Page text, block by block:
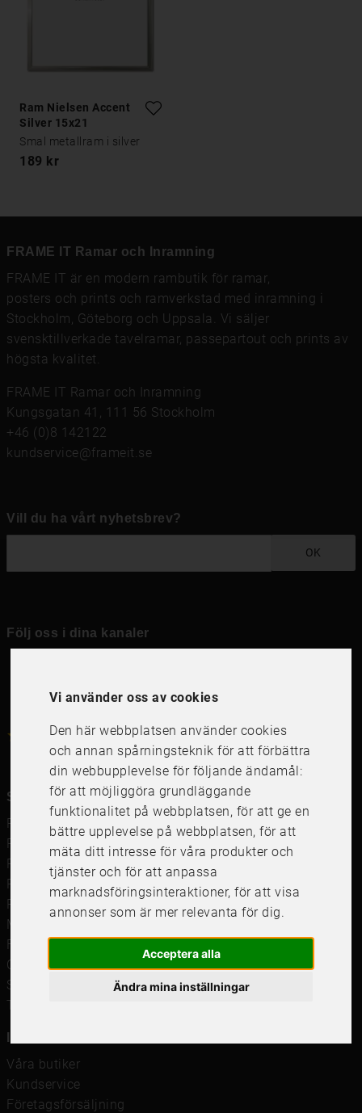
Vi använder oss av cookies
Den här webbplatsen använder cookies
och annan spårningsteknik för att förbättra
din webbupplevelse för följande ändamål:
för att möjliggöra grundläggande
funktionalitet på webbplatsen, för att ge en
bättre upplevelse på webbplatsen,för att
mäta ditt intresse för våra produkter och
tjänster och för att anpassa
marknadsföringsinteraktioner,för att visa
annonser som är mer relevanta för dig.
Acceptera alla
Ändra mina inställningar
Ram Nielsen Accent
Silver 15x21
Smal metallram i silver
189 kr
FRAME IT Ramar och Inramning
FRAME IT är en modern rambutik för ramar
posters och prints och ramverkstad med inramning i
Stockholm, Göteborg och Uppsala. Vi säljer
svensktillverkade tavelramar, passepartout och prints av
högsta kvalitet.
FRAME IT Ramar och Inramning
Kungsgatan 41, 111 56 Stockholm
+46 (0)8 142122
kundservice@frameit.se
Vill du ha vårt nyhetsbrev?
OK
Följ oss i dina kanaler
4.64.6 / 5 1000+Recensioner
Snabblänkar
Ramar
Ramar till Samsung The Frame
Ramverkstad & inramning
Passepartout
Posters
Måttbeställd passepartout
Framkalla bilder
Canvastavla
Studentskylt och studentplakat
Tavelkrok
Våra butiker
Kundservice
Företagsförsäljning